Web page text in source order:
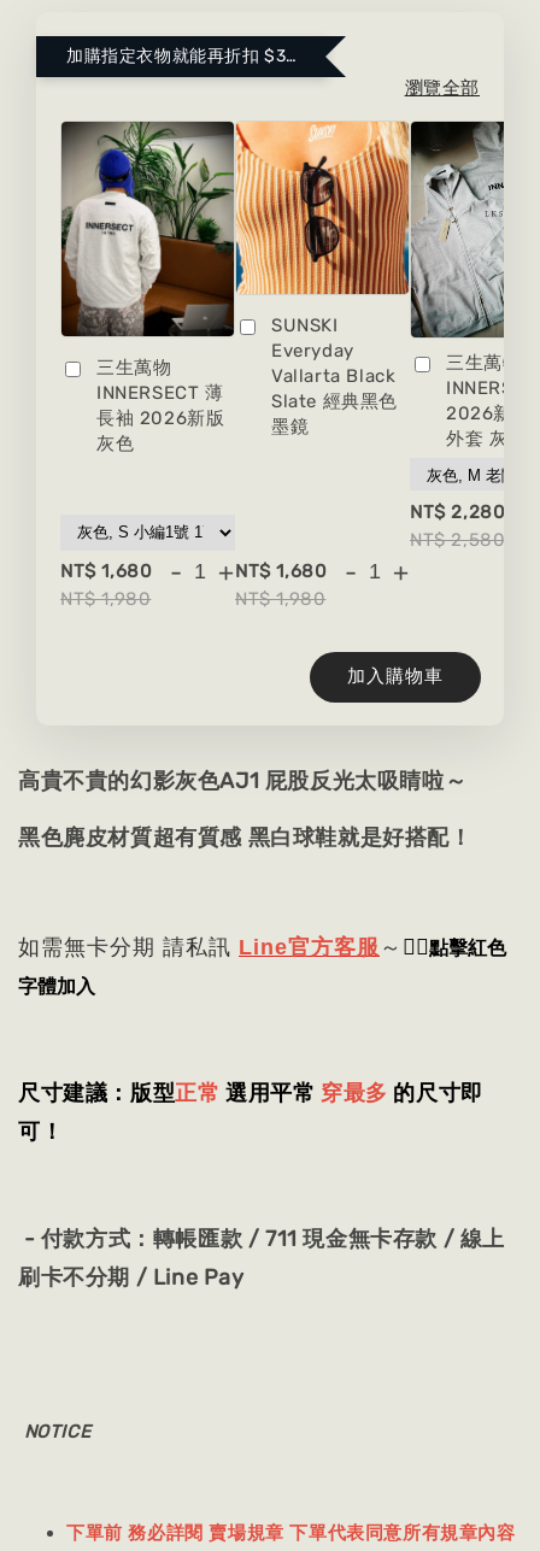
加購指定衣物就能再折扣 $300 ！點這裡看更多～
瀏覽全部
三生萬物
INNERSECT 薄
長袖 2026新版
灰色
NT$ 1,680
NT$ 1,980
- +
SUNSKI
Everyday
Vallarta Black
Slate 經典黑色
墨鏡
NT$ 1,680
NT$ 1,980
- +
三生萬物
2026新版
外套 灰色
NT$ 2,280
NT$ 2,580
加入購物車
高貴不貴的幻影灰色AJ1 屁股反光太吸睛啦～
黑色麂皮材質超有質感 黑白球鞋就是好搭配！
如需無卡分期 請私訊 Line官方客服 ～ 👈🏻點擊紅色
字體加入
尺寸建議：版型正常 選用平常穿最多 的尺寸即
可！
- 付款方式：轉帳匯款 / 711 現金無卡存款 / 線上
刷卡不分期 / Line Pay
NOTICE
下單前 務必詳閱 賣場規章 下單代表同意所有規章內容